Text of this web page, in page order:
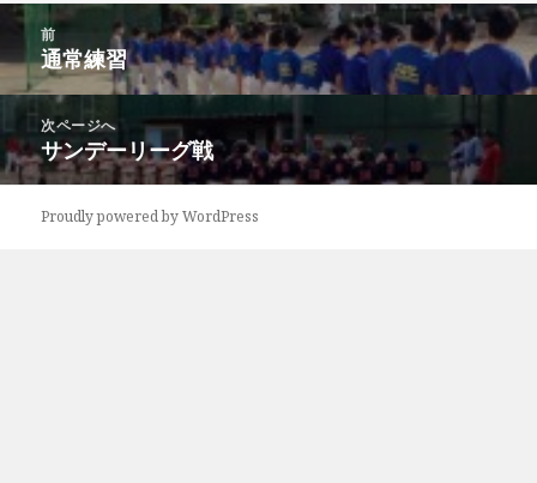
者
ゴ
リ
ー
投
ビ
ゲ
ー
シ
前
前
の
投
稿:
通常練習
次ページへ
次
の
投
サンデーリーグ戦
Proudly powered by WordPress